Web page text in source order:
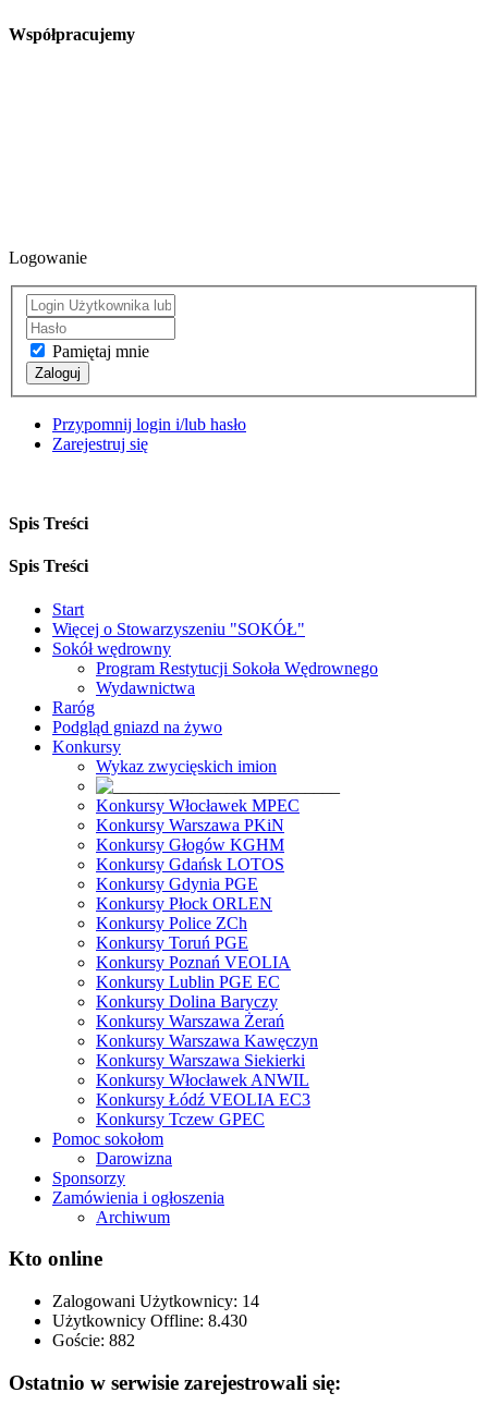
Współpracujemy
Logowanie
Pamiętaj mnie
Zaloguj
Przypomnij login i/lub hasło
Zarejestruj się
Spis Treści
Spis Treści
Start
Więcej o Stowarzyszeniu "SOKÓŁ"
Sokół wędrowny
Program Restytucji Sokoła Wędrownego
Wydawnictwa
Raróg
Podgląd gniazd na żywo
Konkursy
Wykaz zwycięskich imion
Konkursy Włocławek MPEC
Konkursy Warszawa PKiN
Konkursy Głogów KGHM
Konkursy Gdańsk LOTOS
Konkursy Gdynia PGE
Konkursy Płock ORLEN
Konkursy Police ZCh
Konkursy Toruń PGE
Konkursy Poznań VEOLIA
Konkursy Lublin PGE EC
Konkursy Dolina Baryczy
Konkursy Warszawa Żerań
Konkursy Warszawa Kawęczyn
Konkursy Warszawa Siekierki
Konkursy Włocławek ANWIL
Konkursy Łódź VEOLIA EC3
Konkursy Tczew GPEC
Pomoc sokołom
Darowizna
Sponsorzy
Zamówienia i ogłoszenia
Archiwum
Kto online
Zalogowani Użytkownicy: 14
Użytkownicy Offline: 8.430
Goście: 882
Ostatnio w serwisie zarejestrowali się: